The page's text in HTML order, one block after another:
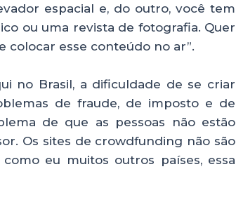
espacial e, do outro, você tem
ou uma revista de fotografia. Quer
colocar esse conteúdo no ar”.
no Brasil, a dificuldade de se criar
de fraude, de imposto e de
de que as pessoas não estão
Os sites de crowdfunding não são
eu muitos outros países, essa